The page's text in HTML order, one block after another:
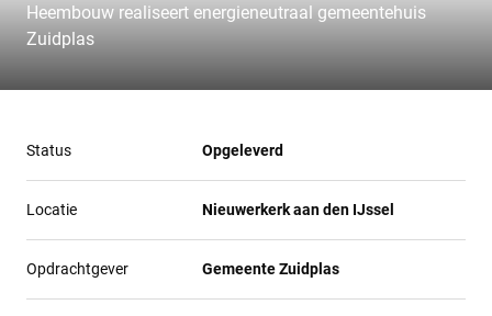
Heembouw realiseert energieneutraal gemeentehuis
Zuidplas
Status Opgeleverd
Locatie Nieuwerkerk aan den IJssel
Opdrachtgever Gemeente Zuidplas